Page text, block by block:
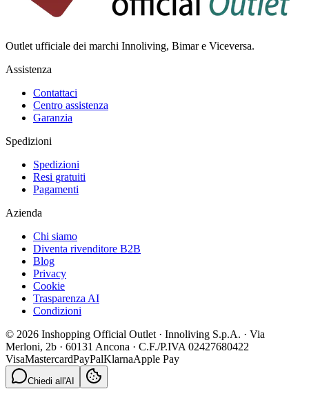
Outlet ufficiale dei marchi Innoliving, Bimar e Viceversa.
Assistenza
Contattaci
Centro assistenza
Garanzia
Spedizioni
Spedizioni
Resi gratuiti
Pagamenti
Azienda
Chi siamo
Diventa rivenditore B2B
Blog
Privacy
Cookie
Trasparenza AI
Condizioni
© 2026 Inshopping Official Outlet · Innoliving S.p.A. · Via
Merloni, 2b · 60131 Ancona · C.F./P.IVA 02427680422
VisaMastercardPayPalKlarnaApple Pay
Chiedi all'AI